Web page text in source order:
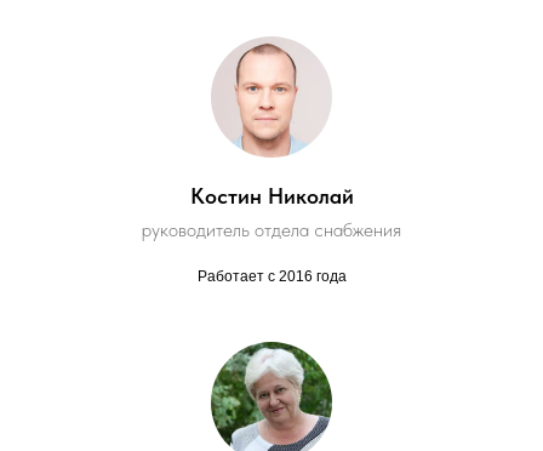
Костин Николай
руководитель отдела снабжения
Работает с 2016 года